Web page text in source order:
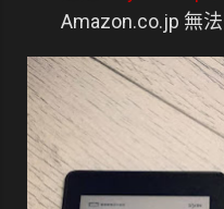
Amazon.co.jp 無